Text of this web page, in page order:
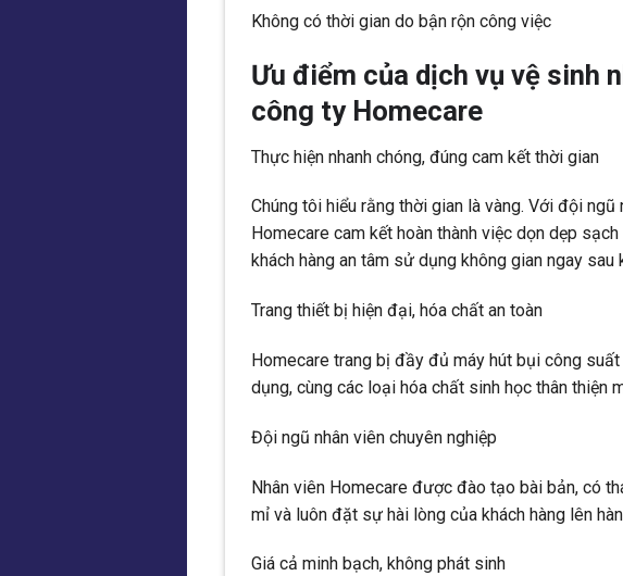
Không có thời gian do bận rộn công việc
Ưu điểm của dịch vụ vệ sinh
công ty Homecare
Thực hiện nhanh chóng, đúng cam kết thời gian
Chúng tôi hiểu rằng thời gian là vàng. Với đội
Homecare cam kết hoàn thành việc dọn dẹp
khách hàng an tâm sử dụng không gian ngay sau
Trang thiết bị hiện đại, hóa chất an toàn
Homecare trang bị đầy đủ máy hút bụi công
dụng, cùng các loại hóa chất sinh học thân thiện
Đội ngũ nhân viên chuyên nghiệp
Nhân viên Homecare được đào tạo bài bản, có
mỉ và luôn đặt sự hài lòng của khách hàng lên
Giá cả minh bạch, không phát sinh